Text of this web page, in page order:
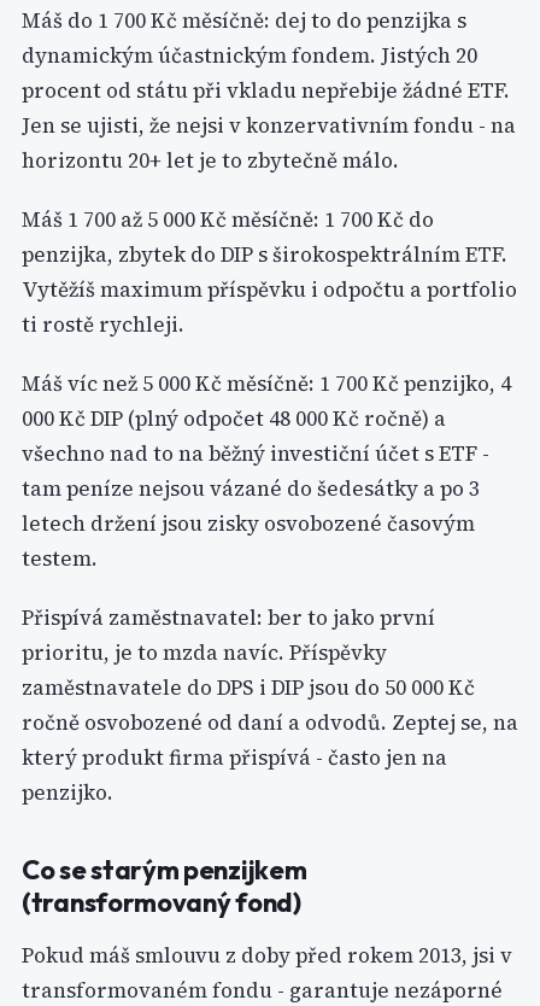
Máš do 1 700 Kč měsíčně: dej to do penzijka s
dynamickým účastnickým fondem. Jistých 20
procent od státu při vkladu nepřebije žádné ETF.
Jen se ujisti, že nejsi v konzervativním fondu - na
horizontu 20+ let je to zbytečně málo.
Máš 1 700 až 5 000 Kč měsíčně: 1 700 Kč do
penzijka, zbytek do DIP s širokospektrálním ETF.
Vytěžíš maximum příspěvku i odpočtu a portfolio
ti rostě rychleji.
Máš víc než 5 000 Kč měsíčně: 1 700 Kč penzijko, 4
000 Kč DIP (plný odpočet 48 000 Kč ročně) a
všechno nad to na běžný investiční účet s ETF -
tam peníze nejsou vázané do šedesátky a po 3
letech držení jsou zisky osvobozené časovým
testem.
Přispívá zaměstnavatel: ber to jako první
prioritu, je to mzda navíc. Příspěvky
zaměstnavatele do DPS i DIP jsou do 50 000 Kč
ročně osvobozené od daní a odvodů. Zeptej se, na
který produkt firma přispívá - často jen na
penzijko.
Co se starým penzijkem
(transformovaný fond)
Pokud máš smlouvu z doby před rokem 2013, jsi v
transformovaném fondu - garantuje nezáporné